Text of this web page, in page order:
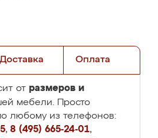
Доставка Оплата
от размеров и
мебели. Просто
любому из телефонов:
, 8 (495) 665-24-01,